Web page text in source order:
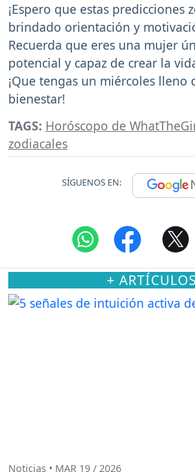
¡Espero que estas predicciones
brindado orientación y
Recuerda que eres una mujer
potencial y capaz de crear la
¡Que tengas un miércoles lleno
bienestar!
TAGS: Horóscopo de
zodiacales
SÍGUENOS EN:
+ ARTÍCULOS
Noticias • MAR 19 / 2026